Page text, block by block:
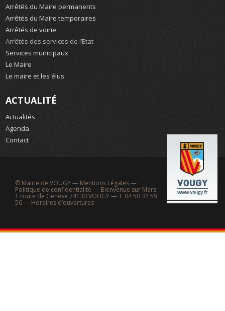
Arrêtés du Maire permanents
Arrêtés du Maire temporaires
Arrêtés de voirie
Arrêtés des services de l’Etat
Services municipaux
Le Maire
Le maire et les élus
ACTUALITÉ
Actualités
Agenda
Contact
© Mairie de VOUGY — Mentions Légales—
Politique de confidentialité — Bienvenue sur Mars
1 route de Genève 74130 VOUGY — T_04 50 34 59
56 — Horaires d’ouvertures